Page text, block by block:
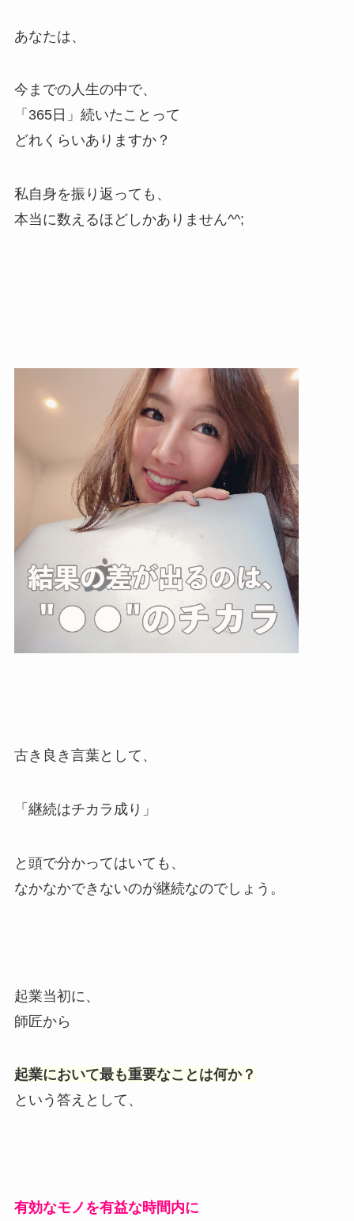
あなたは、
今までの人生の中で、
「365日」続いたことって
どれくらいありますか？
私自身を振り返っても、
本当に数えるほどしかありません^^;
古き良き言葉として、
「継続はチカラ成り」
と頭で分かってはいても、
なかなかできないのが継続なのでしょう。
起業当初に、
師匠から
起業において最も重要なことは何か？
という答えとして、
有効なモノを有益な時間内に